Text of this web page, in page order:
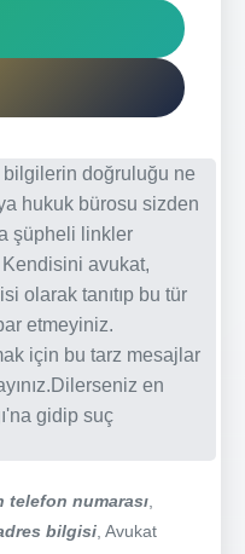
doğruluğu ne
hukuk bürosu sizden
şüpheli linkler
avukat,
olarak tanıtıp bu tür
etmeyiniz.
için bu tarz mesajlar
en
gidip suç
telefon numarası
bilgisi , Avukat